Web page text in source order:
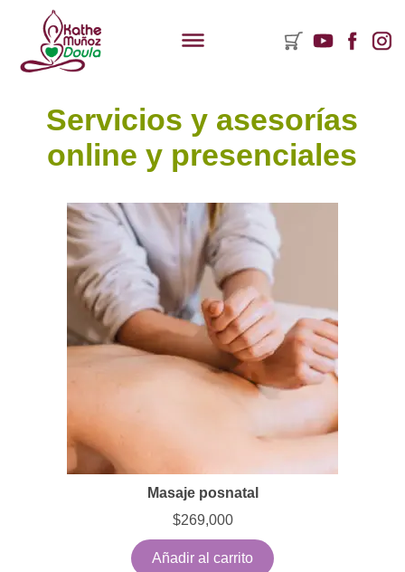
Servicios y asesorías
online y presenciales
Masaje posnatal
$269,000
Añadir al carrito